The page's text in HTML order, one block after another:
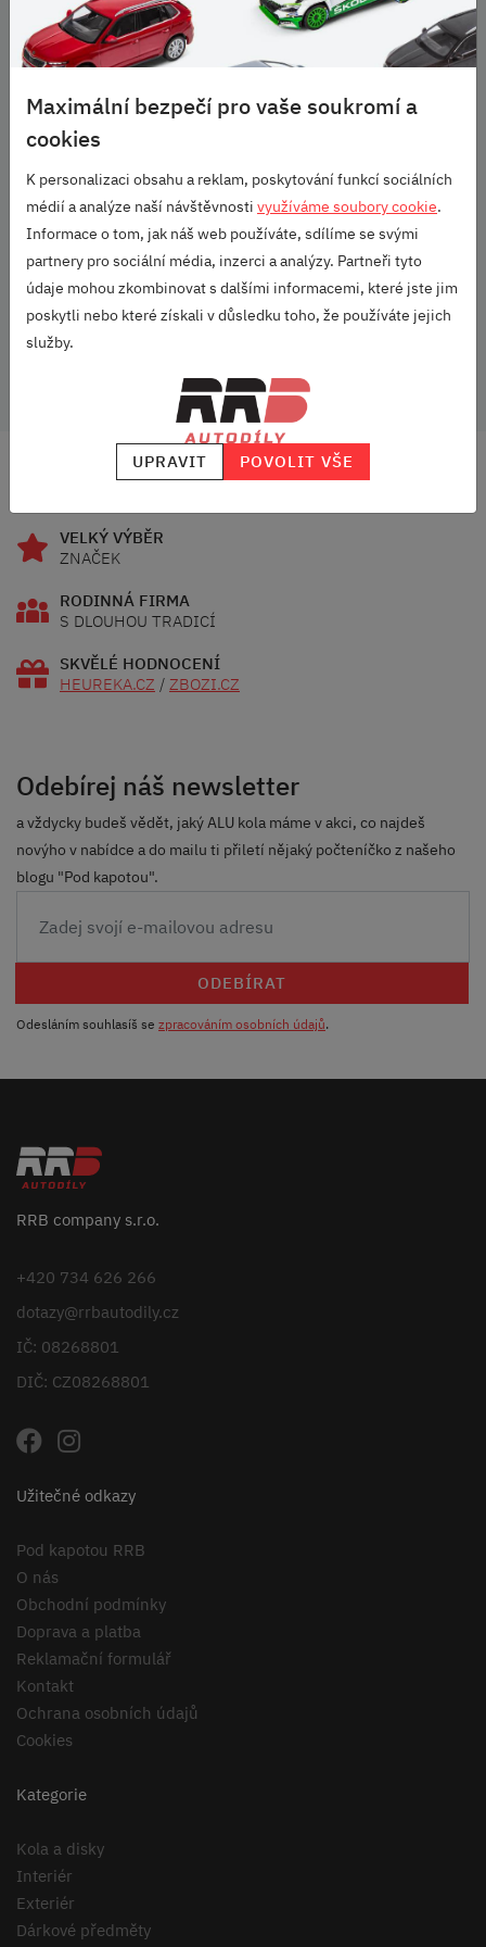
Umístění
Uchycení karabinkami za kovová záchytná oka u podlahy vozu,
gumová pak za oka pojistky opěr zadního sedadla.
URČENO PRO:
Karoq (2017+)
Škoda Originální příslušenství
Parametry
Vozidlo: Karoq
Pro vozidla:
DOPRAVA ZDARMA
VELKÝ VÝBĚR
ZNAČEK
RODINNÁ FIRMA
S DLOUHOU TRADICÍ
SKVĚLÉ HODNOCENÍ
HEUREKA.CZ / ZBOZI.CZ
Odebírej náš newsletter
a vždycky budeš vědět, jaký ALU kola máme v akci, co najdeš
novýho v nabídce a do mailu ti přiletí nějaký počteníčko z našeho
blogu "Pod kapotou".
ODEBÍRAT
Odesláním souhlasíš se zpracováním osobních údajů.
RRB company s.r.o.
+420 734 626 266
dotazy@rrbautodily.cz
IČ: 08268801
DIČ: CZ08268801
Užitečné odkazy
Pod kapotou RRB
O nás
Obchodní podmínky
Doprava a platba
Reklamační formulář
Kontakt
Ochrana osobních údajů
Cookies
Kategorie
Kola a disky
Interiér
Exteriér
Dárkové předměty
Maximální bezpečí pro vaše soukromí a
cookies
K personalizaci obsahu a reklam, poskytování funkcí sociálních
médií a analýze naší návštěvnosti využíváme soubory cookie.
Informace o tom, jak náš web používáte, sdílíme se svými
partnery pro sociální média, inzerci a analýzy. Partneři tyto
údaje mohou zkombinovat s dalšími informacemi, které jste jim
poskytli nebo které získali v důsledku toho, že používáte jejich
služby.
UPRAVIT POVOLIT VŠE